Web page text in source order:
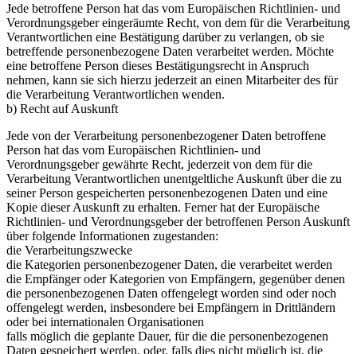
Jede betroffene Person hat das vom Europäischen Richtlinien- und
Verordnungsgeber eingeräumte Recht, von dem für die Verarbeitung
Verantwortlichen eine Bestätigung darüber zu verlangen, ob sie
betreffende personenbezogene Daten verarbeitet werden. Möchte
eine betroffene Person dieses Bestätigungsrecht in Anspruch
nehmen, kann sie sich hierzu jederzeit an einen Mitarbeiter des für
die Verarbeitung Verantwortlichen wenden.
b) Recht auf Auskunft
Jede von der Verarbeitung personenbezogener Daten betroffene
Person hat das vom Europäischen Richtlinien- und
Verordnungsgeber gewährte Recht, jederzeit von dem für die
Verarbeitung Verantwortlichen unentgeltliche Auskunft über die zu
seiner Person gespeicherten personenbezogenen Daten und eine
Kopie dieser Auskunft zu erhalten. Ferner hat der Europäische
Richtlinien- und Verordnungsgeber der betroffenen Person Auskunft
über folgende Informationen zugestanden:
die Verarbeitungszwecke
die Kategorien personenbezogener Daten, die verarbeitet werden
die Empfänger oder Kategorien von Empfängern, gegenüber denen
die personenbezogenen Daten offengelegt worden sind oder noch
offengelegt werden, insbesondere bei Empfängern in Drittländern
oder bei internationalen Organisationen
falls möglich die geplante Dauer, für die die personenbezogenen
Daten gespeichert werden, oder, falls dies nicht möglich ist, die